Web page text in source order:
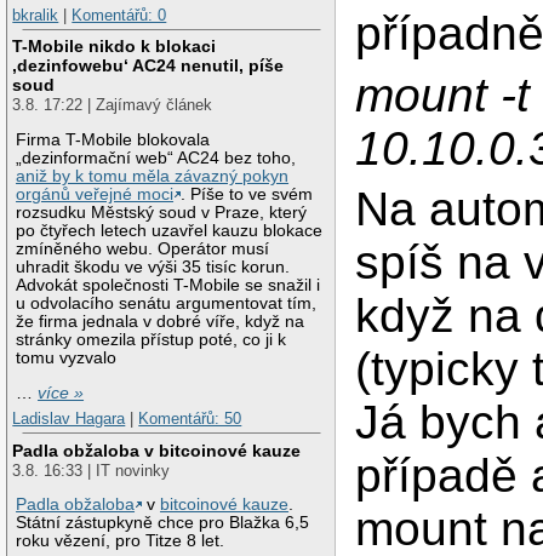
bkralik | Komentářů: 0
T-Mobile nikdo k blokaci
‚dezinfowebu‘ AC24 nenutil, píše
soud
3.8. 17:22 | Zajímavý článek
Firma T-Mobile blokovala
„dezinformační web“ AC24 bez toho,
aniž by k tomu měla závazný pokyn
orgánů veřejné moci
. Píše to ve svém
rozsudku Městský soud v Praze, který
po čtyřech letech uzavřel kauzu blokace
zmíněného webu. Operátor musí
uhradit škodu ve výši 35 tisíc korun.
Advokát společnosti T-Mobile se snažil i
u odvolacího senátu argumentovat tím,
že firma jednala v dobré víře, když na
stránky omezila přístup poté, co ji k
tomu vyzvalo
…více »
Ladislav Hagara| Komentářů: 50
Padla obžaloba v bitcoinové kauze
3.8. 16:33 | IT novinky
Padla obžaloba
v bitcoinové kauze.
Státní zástupkyně chce pro Blažka 6,5
roku vězení, pro Titze 8 let.
mount -
Na
spíš na
když na
(typicky
Já bych
případě
mount